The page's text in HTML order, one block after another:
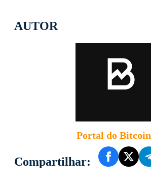
AUTOR
Portal do Bitcoin
Compartilhar: